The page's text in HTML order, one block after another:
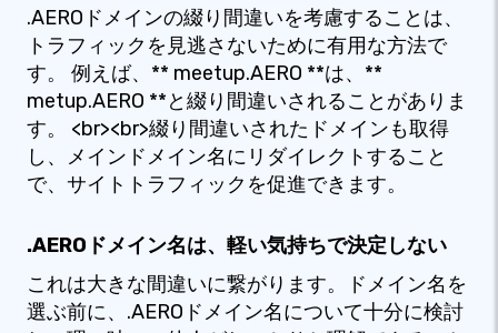
.AEROドメインの綴り間違いを考慮することは、
トラフィックを見逃さないために有用な方法で
す。 例えば、** meetup.AERO **は、**
metup.AERO **と綴り間違いされることがありま
す。 <br><br>綴り間違いされたドメインも取得
し、メインドメイン名にリダイレクトすること
で、サイトトラフィックを促進できます。
.AEROドメイン名は、軽い気持ちで決定しない
これは大きな間違いに繋がります。ドメイン名を
選ぶ前に、.AEROドメイン名について十分に検討